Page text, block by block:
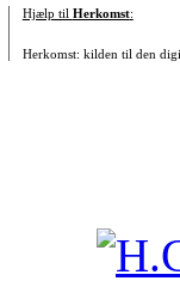
Hjælp til Herkomst:
Herkomst: kilden til den